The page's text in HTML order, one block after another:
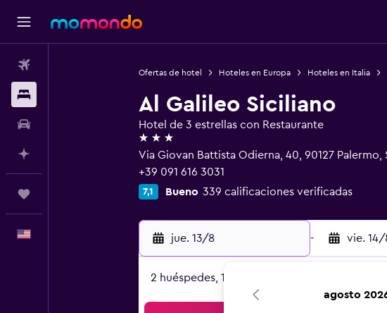
Ofertas de hotel Hoteles en Europa Hoteles en Italia
Al Galileo Siciliano
Hotel de 3 estrellas con Restaurante
3 estrellas
Via Giovan Battista Odierna, 40, 90127 Palermo,
+39 091 616 3031
7,1 Bueno 339 calificaciones verificadas
jue. 13/8 - vie. 14/
2 huéspedes, 1 habitación
agosto